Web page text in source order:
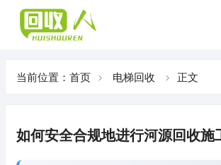
当前位置： 首页 电梯回收 正文
如何安全合规地进行河源回收施